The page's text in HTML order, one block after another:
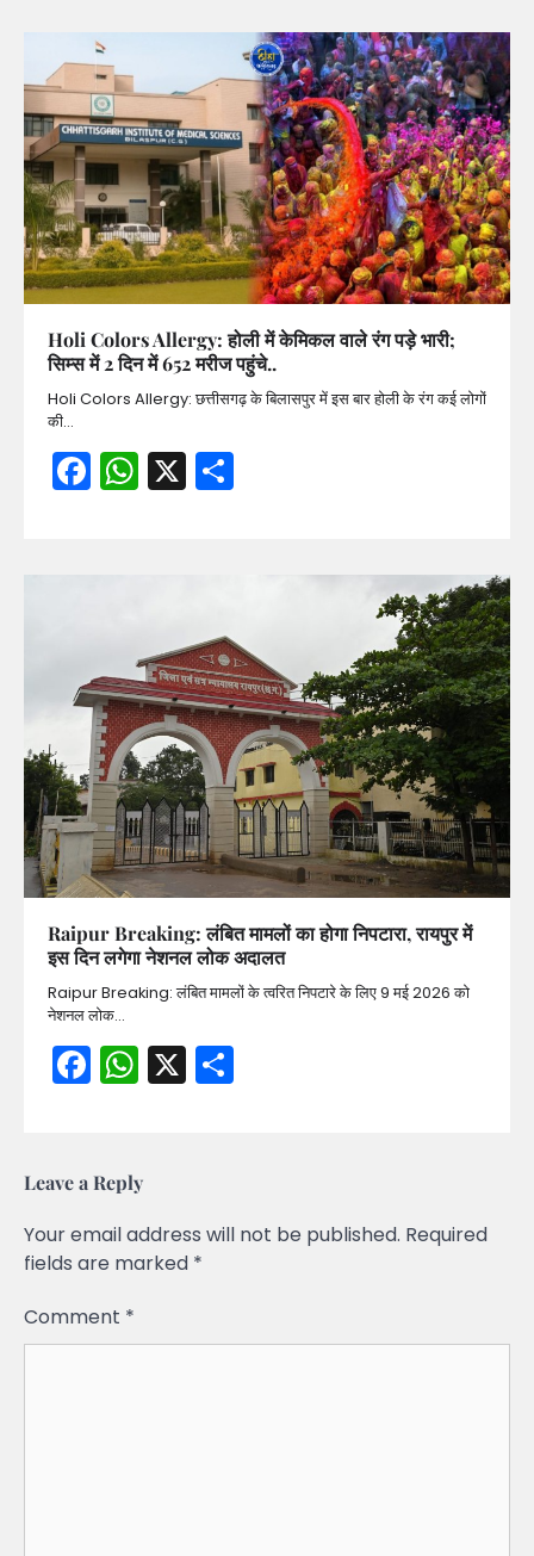
Holi Colors Allergy: होली में केमिकल वाले रंग पड़े भारी;
सिम्स में 2 दिन में 652 मरीज पहुंचे..
Holi Colors Allergy: छत्तीसगढ़ के बिलासपुर में इस बार होली के रंग कई लोगों
की…
Facebook
WhatsApp
X
Raipur Breaking: लंबित मामलों का होगा निपटारा, रायपुर में
इस दिन लगेगा नेशनल लोक अदालत
Raipur Breaking: लंबित मामलों के त्वरित निपटारे के लिए 9 मई 2026 को
नेशनल लोक…
Facebook
WhatsApp
X
Leave a Reply
Your email address will not be published. Required
fields are marked *
Comment *